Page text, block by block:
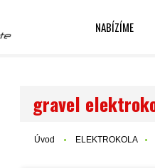
NABÍZÍME
gravel
Úvod ELEKTROKOLA